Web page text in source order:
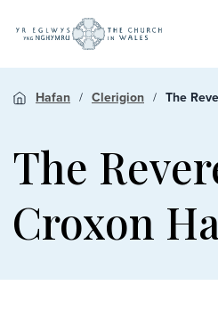
Hafan Clerigion The
The
Croxon